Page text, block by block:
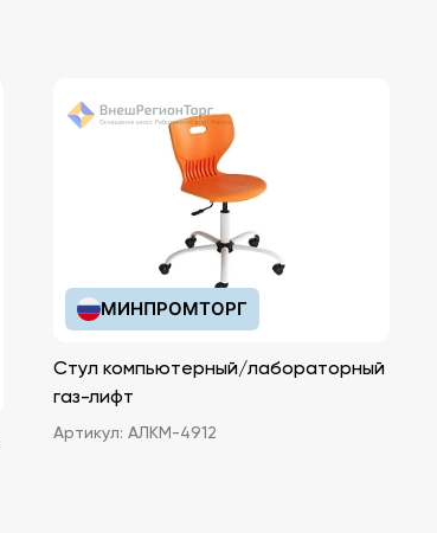
МИНПРОМТОРГ
Стул компьютерный/лабораторный
газ-лифт
Артикул: АЛКМ-4912